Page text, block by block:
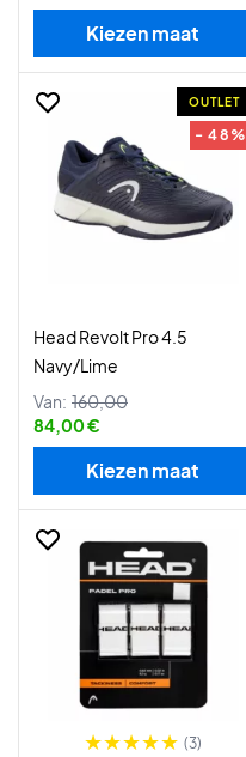
Kiezen maat
OUTLET
- 48%
Head Revolt Pro 4.5
Navy/Lime
Van: 160,00
84,00 €
Kiezen maat
(3)